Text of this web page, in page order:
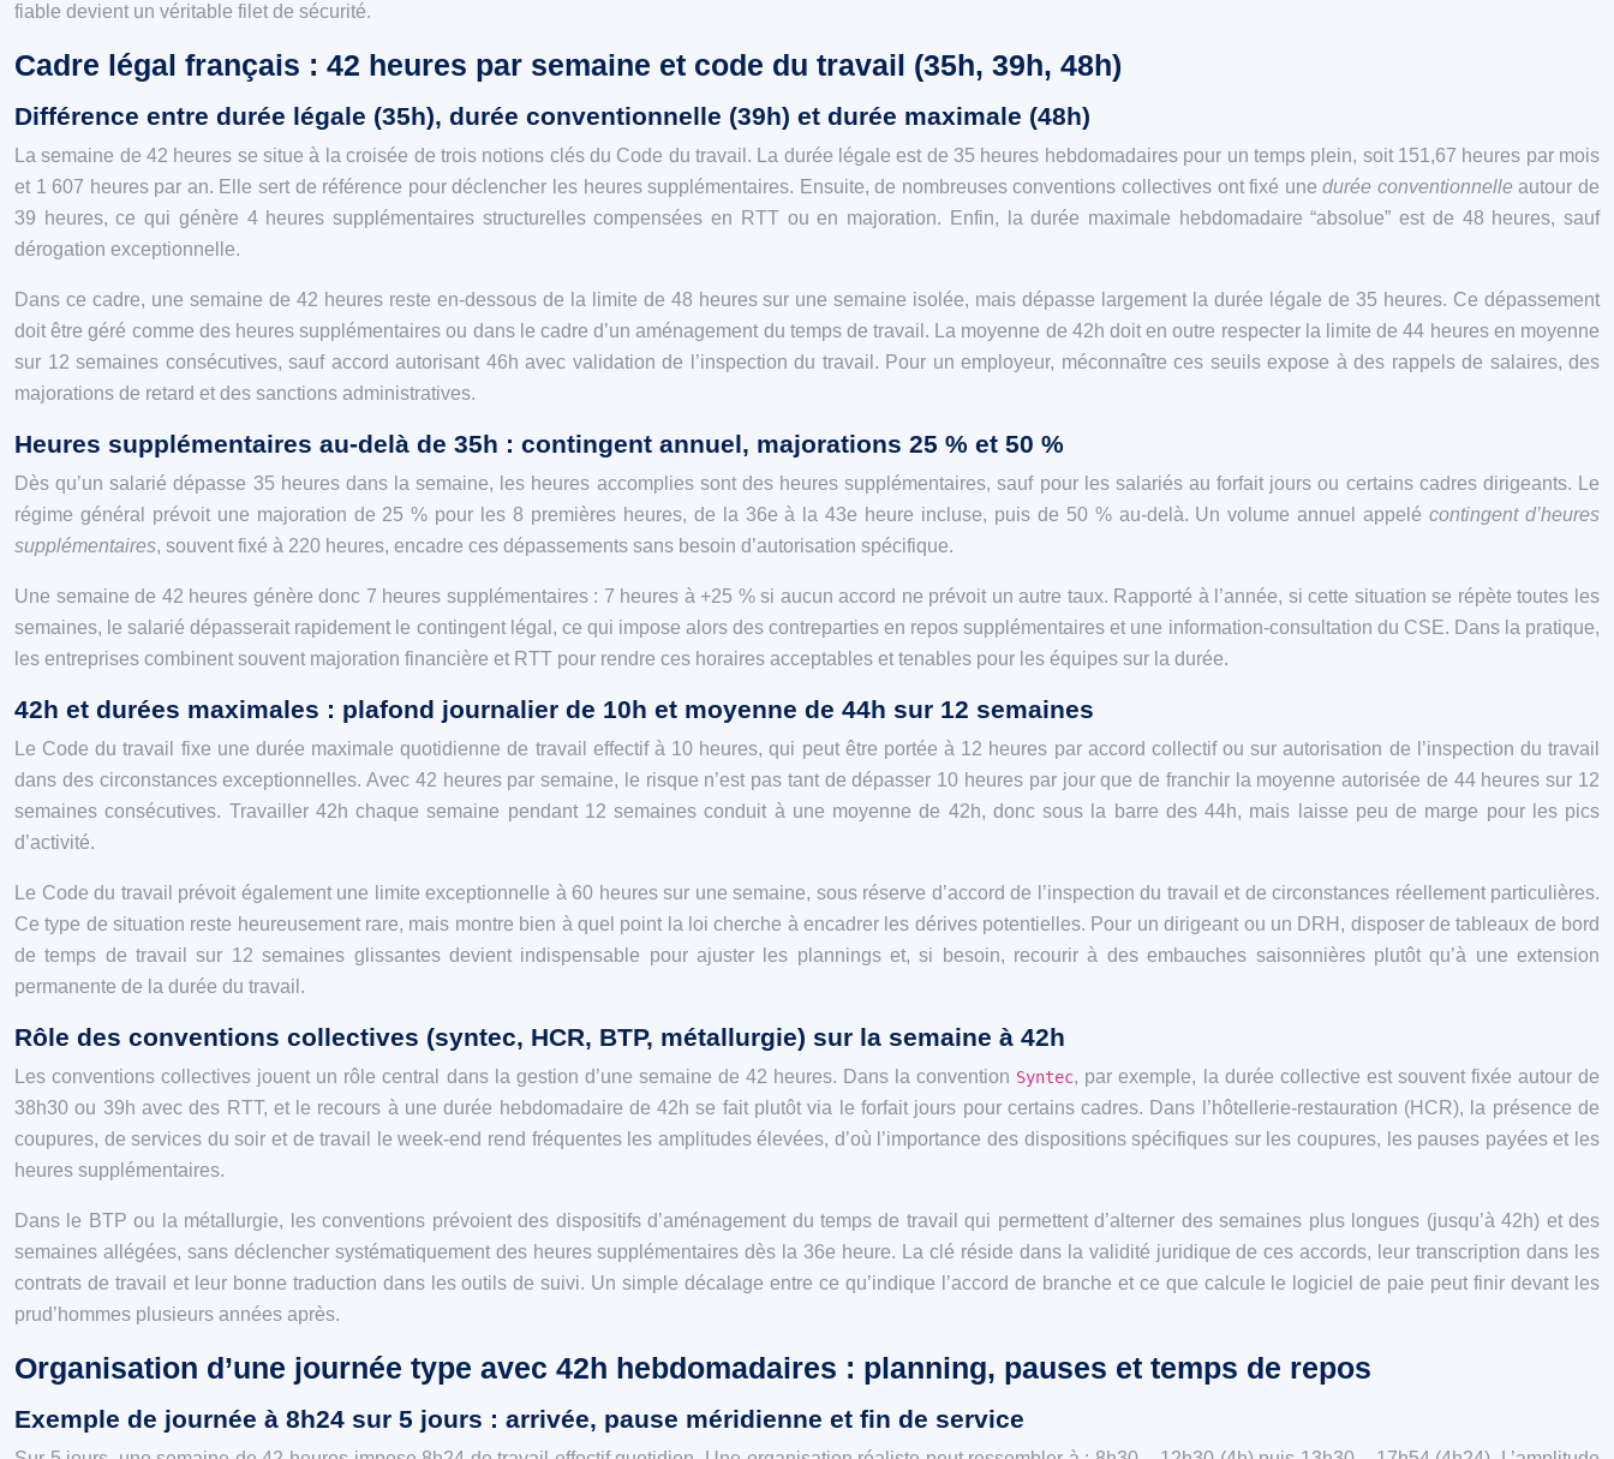
fiable devient un véritable filet de sécurité.
Cadre légal français : 42 heures par semaine et code du travail (35h, 39h, 48h)
Différence entre durée légale (35h), durée conventionnelle (39h) et durée maximale (48h)
La semaine de 42 heures se situe à la croisée de trois notions clés du Code du travail. La durée légale est de 35 heures hebdomadaires pour un temps plein, soit 151,67 heures par mois
et 1 607 heures par an. Elle sert de référence pour déclencher les heures supplémentaires. Ensuite, de nombreuses conventions collectives ont fixé unedurée conventionnelleautour de
39 heures, ce qui génère 4 heures supplémentaires structurelles compensées en RTT ou en majoration. Enfin, la durée maximale hebdomadaire “absolue” est de 48 heures, sauf
dérogation exceptionnelle.
Dans ce cadre, une semaine de 42 heures reste en‑dessous de la limite de 48 heures sur une semaine isolée, mais dépasse largement la durée légale de 35 heures. Ce dépassement
doit être géré comme des heures supplémentaires ou dans le cadre d’un aménagement du temps de travail. La moyenne de 42h doit en outre respecter la limite de 44 heures en moyenne
sur 12 semaines consécutives, sauf accord autorisant 46h avec validation de l’inspection du travail. Pour un employeur, méconnaître ces seuils expose à des rappels de salaires, des
majorations de retard et des sanctions administratives.
Heures supplémentaires au‑delà de 35h : contingent annuel, majorations 25 % et 50 %
Dès qu’un salarié dépasse 35 heures dans la semaine, les heures accomplies sont des heures supplémentaires, sauf pour les salariés au forfait jours ou certains cadres dirigeants. Le
régime général prévoit une majoration de 25 % pour les 8 premières heures, de la 36e à la 43e heure incluse, puis de 50 % au‑delà. Un volume annuel appelécontingent d’heures
supplémentaires, souvent fixé à 220 heures, encadre ces dépassements sans besoin d’autorisation spécifique.
Une semaine de 42 heures génère donc 7 heures supplémentaires : 7 heures à +25 % si aucun accord ne prévoit un autre taux. Rapporté à l’année, si cette situation se répète toutes les
semaines, le salarié dépasserait rapidement le contingent légal, ce qui impose alors des contreparties en repos supplémentaires et une information‑consultation du CSE. Dans la pratique,
les entreprises combinent souvent majoration financière et RTT pour rendre ces horaires acceptables et tenables pour les équipes sur la durée.
42h et durées maximales : plafond journalier de 10h et moyenne de 44h sur 12 semaines
Le Code du travail fixe une durée maximale quotidienne de travail effectif à 10 heures, qui peut être portée à 12 heures par accord collectif ou sur autorisation de l’inspection du travail
dans des circonstances exceptionnelles. Avec 42 heures par semaine, le risque n’est pas tant de dépasser 10 heures par jour que de franchir la moyenne autorisée de 44 heures sur 12
semaines consécutives. Travailler 42h chaque semaine pendant 12 semaines conduit à une moyenne de 42h, donc sous la barre des 44h, mais laisse peu de marge pour les pics
d’activité.
Le Code du travail prévoit également une limite exceptionnelle à 60 heures sur une semaine, sous réserve d’accord de l’inspection du travail et de circonstances réellement particulières.
Ce type de situation reste heureusement rare, mais montre bien à quel point la loi cherche à encadrer les dérives potentielles. Pour un dirigeant ou un DRH, disposer de tableaux de bord
de temps de travail sur 12 semaines glissantes devient indispensable pour ajuster les plannings et, si besoin, recourir à des embauches saisonnières plutôt qu’à une extension
permanente de la durée du travail.
Rôle des conventions collectives (syntec, HCR, BTP, métallurgie) sur la semaine à 42h
Les conventions collectives jouent un rôle central dans la gestion d’une semaine de 42 heures. Dans la convention Syntec, par exemple, la durée collective est souvent fixée autour de
38h30 ou 39h avec des RTT, et le recours à une durée hebdomadaire de 42h se fait plutôt via le forfait jours pour certains cadres. Dans l’hôtellerie‑restauration (HCR), la présence de
coupures, de services du soir et de travail le week‑end rend fréquentes les amplitudes élevées, d’où l’importance des dispositions spécifiques sur les coupures, les pauses payées et les
heures supplémentaires.
Dans le BTP ou la métallurgie, les conventions prévoient des dispositifs d’aménagement du temps de travail qui permettent d’alterner des semaines plus longues (jusqu’à 42h) et des
semaines allégées, sans déclencher systématiquement des heures supplémentaires dès la 36e heure. La clé réside dans la validité juridique de ces accords, leur transcription dans les
contrats de travail et leur bonne traduction dans les outils de suivi. Un simple décalage entre ce qu’indique l’accord de branche et ce que calcule le logiciel de paie peut finir devant les
prud’hommes plusieurs années après.
Organisation d’une journée type avec 42h hebdomadaires : planning, pauses et temps de repos
Exemple de journée à 8h24 sur 5 jours : arrivée, pause méridienne et fin de service